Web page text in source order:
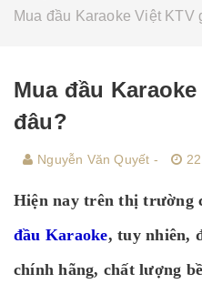
Mua đầu Karaoke Việt KTV
Mua đầu
đâu?
Nguyễn Văn Quyết -
Hiện nay trên thị trường
đầu Karaoke, tuy nhiên,
chính hãng, chất lượng